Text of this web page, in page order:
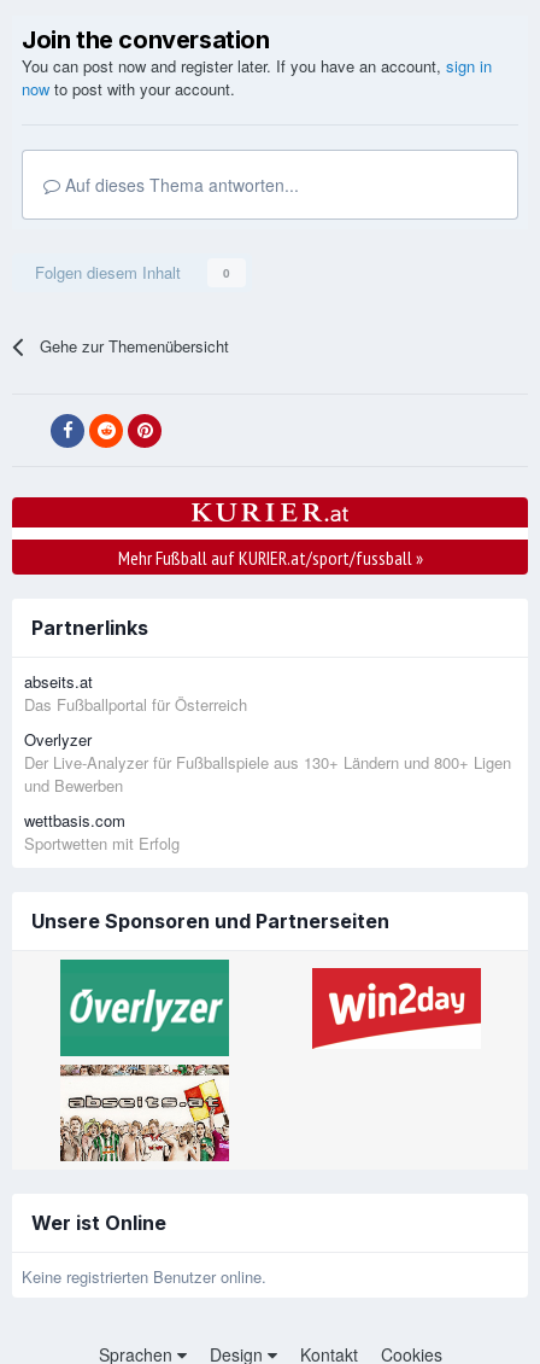
Join the conversation
You can post now and register later. If you have an account, sign in
now to post with your account.
Auf dieses Thema antworten...
Folgen diesem Inhalt 0
Gehe zur Themenübersicht
Mehr Fußball auf KURIER.at/sport/fussball»
Partnerlinks
abseits.at
Das Fußballportal für Österreich
Overlyzer
Der Live-Analyzer für Fußballspiele aus 130+ Ländern und 800+ Ligen
und Bewerben
wettbasis.com
Sportwetten mit Erfolg
Unsere Sponsoren und Partnerseiten
Wer ist Online
Keine registrierten Benutzer online.
Sprachen Design Kontakt Cookies